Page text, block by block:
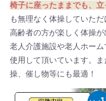
椅子に座ったままでも、
も無理なく体操していただ
高齢者の方が楽しく体操が
老人介護施設や老人ホー
使用して頂いています。
操、催し物等にも最適！